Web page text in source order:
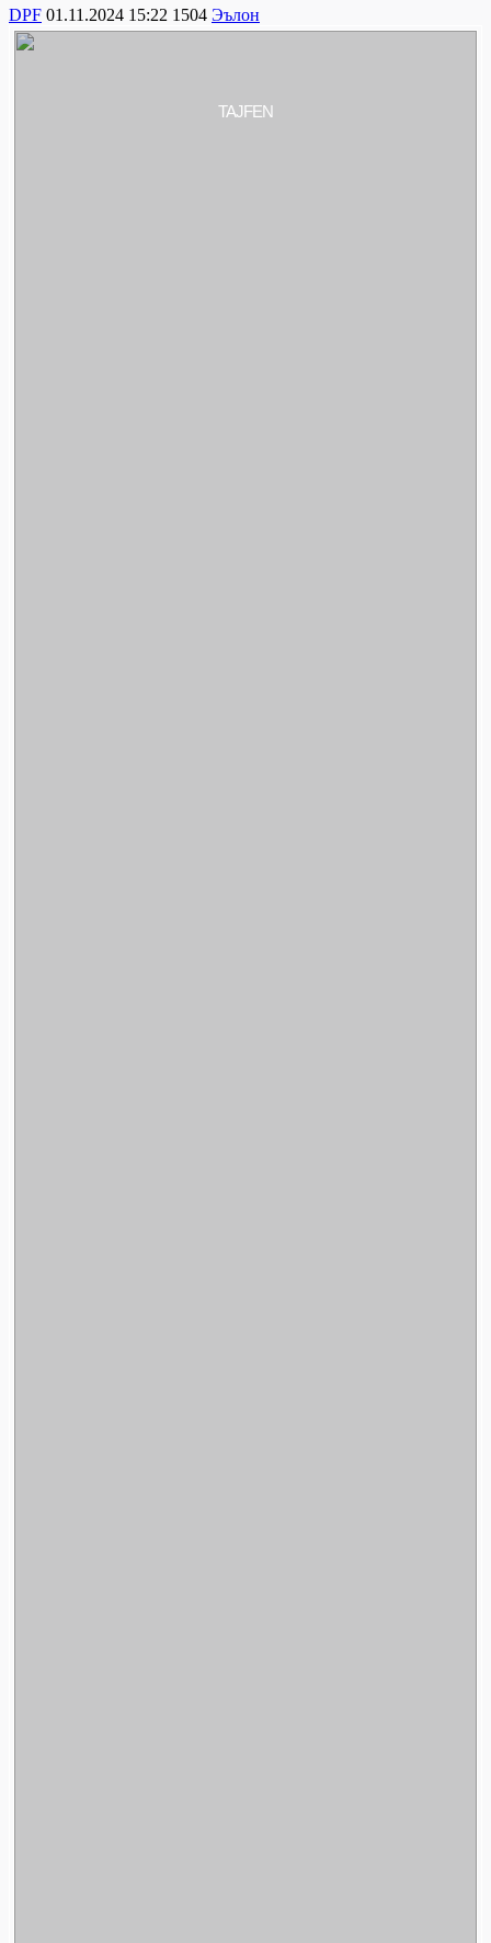
DPF 01.11.2024 15:22 1504 Эълон
TAJFEN